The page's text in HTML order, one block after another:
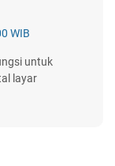
WIB
untuk
layar